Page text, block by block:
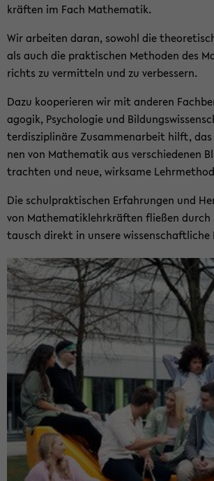
kräf­ten im Fach Ma­the­ma­tik.
Wir ar­bei­ten daran, so­wohl die
als auch die prak­ti­schen Me­tho­den des
richts zu ver­mit­teln und zu ver­bes­sern.
Dazu ko­ope­rie­ren wir mit an­de­ren
ago­gik, Psy­cho­lo­gie und
ter­dis­zi­pli­nä­re Zu­sam­men­ar­beit hilft,
nen von Ma­the­ma­tik aus ver­schie­de­nen
trach­ten und neue, wirk­sa­me
Die schul­prak­ti­schen Er­fah­run­gen und
von Ma­the­ma­tik­lehr­kräf­ten flie­ßen
tausch di­rekt in un­se­re wis­sen­schaft­li­che